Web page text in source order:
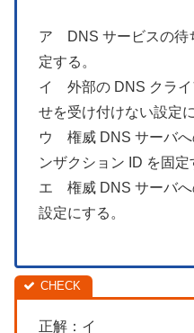
ア DNS サービスの待
定する。
イ 外部の DNS クライ
せを受け付けない設定に
ウ 権威 DNS サーバへ
ンザクション ID を固定
エ 権威 DNS サーバへ
設定にする。
正解：イ